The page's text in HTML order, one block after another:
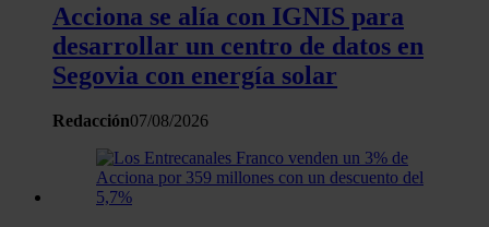
Acciona se alía con IGNIS para
desarrollar un centro de datos en
Segovia con energía solar
Redacción07/08/2026